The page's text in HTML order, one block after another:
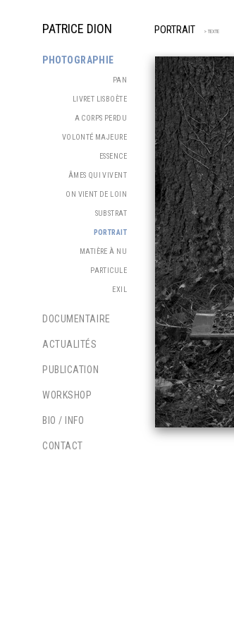
PATRICE DION PORTRAIT > TEXTE
PHOTOGRAPHIE
PAN
LIVRET LISBOÈTE
A CORPS PERDU
VOLONTÉ MAJEURE
ESSENCE
ÂMES QUI VIVENT
ON VIENT DE LOIN
SUBSTRAT
PORTRAIT
MATIÈRE À NU
PARTICULE
EXIL
DOCUMENTAIRE
ACTUALITÉS
PUBLICATION
WORKSHOP
BIO / INFO
CONTACT